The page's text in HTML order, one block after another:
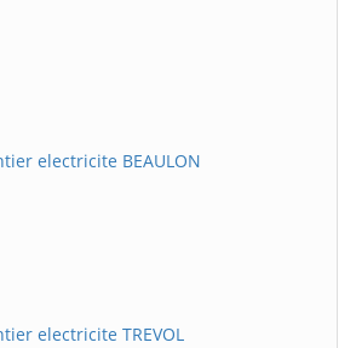
electricite BEAULON
electricite TREVOL